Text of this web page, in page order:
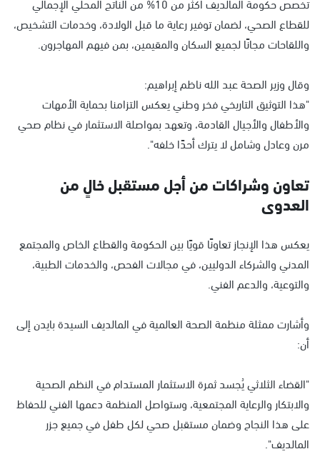
للقطاع الصحي، لضمان توفير رعاية ما قبل الولادة، وخدمات التشخيص،
واللقاحات مجانًا لجميع السكان والمقيمين، بمن فيهم المهاجرون.
وقال وزير الصحة عبد الله ناظم إبراهيم:
"هذا التوثيق التاريخي فخر وطني يعكس التزامنا بحماية الأمهات
والأطفال والأجيال القادمة، وتعهد بمواصلة الاستثمار في نظام صحي
مرن وعادل وشامل لا يترك أحدًا خلفه".
تعاون وشراكات من أجل مستقبل خالٍ من
العدوى
يعكس هذا الإنجاز تعاونًا قويًا بين الحكومة والقطاع الخاص والمجتمع
المدني والشركاء الدوليين، في مجالات الفحص، والخدمات الطبية،
والتوعية، والدعم الفني.
وأشارت ممثلة منظمة الصحة العالمية في المالديف السيدة بايدن إلى
أن:
"القضاء الثلاثي يُجسد ثمرة الاستثمار المستدام في النظم الصحية
والابتكار والرعاية المجتمعية، وستواصل المنظمة دعمها الفني للحفاظ
على هذا النجاح وضمان مستقبل صحي لكل طفل في جميع جزر
المالديف".